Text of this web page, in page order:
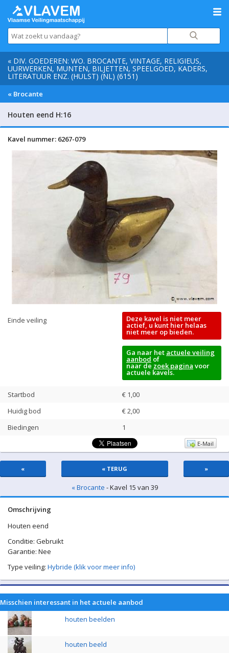
« DIV. GOEDEREN: WO. BROCANTE, VINTAGE, RELIGIEUS,
UURWERKEN, MUNTEN, BILJETTEN, SPEELGOED, KADERS,
LITERATUUR ENZ. (HULST) (NL) (6151)
« Brocante
Houten eend H:16
Kavel nummer: 6267-079
Einde veiling Deze kavel is niet meer
actief, u kunt hier helaas
niet meer op bieden.
Ga naar het actuele veiling
aanbod of
naar de zoek pagina voor
actuele kavels.
Startbod
€ 1,00
Huidig bod
€2,00
Biedingen
1
E-Mail
« « TERUG »
« Brocante - Kavel 15 van 39
Omschrijving
Houten eend
Conditie: Gebruikt
Garantie: Nee
Type veiling: Hybride (klik voor meer info)
Misschien interessant in het actuele aanbod
houten beelden
houten beeld